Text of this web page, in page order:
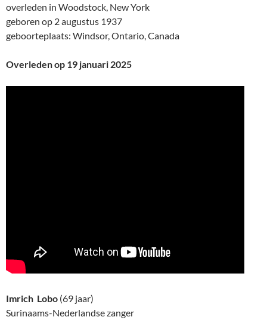
overleden in Woodstock, New York
geboren op 2 augustus 1937
geboorteplaats: Windsor, Ontario, Canada
Overleden op 19 januari 2025
Imrich Lobo (69 jaar)
Surinaams-Nederlandse zanger